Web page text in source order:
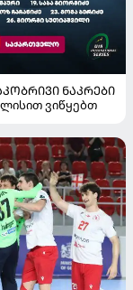
ᲜᲐᲙᲠᲔᲑᲘ
ვიწყებთ